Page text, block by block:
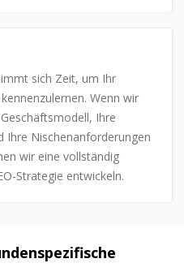
sich Zeit, um Ihr
Wenn wir
Ihre
Ihre Nischenanforderungen
wir eine vollständig
Strategie entwickeln.